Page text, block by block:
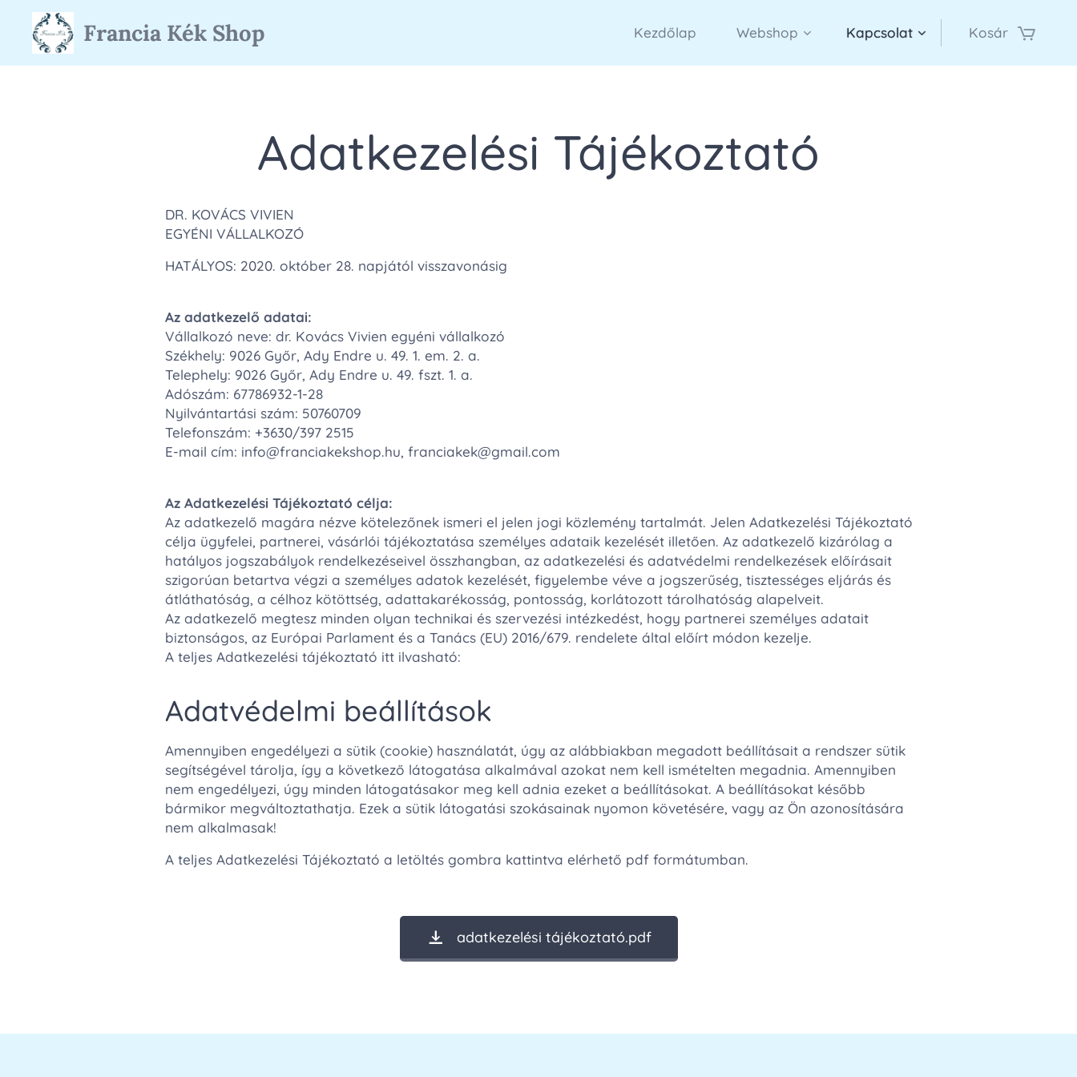
Francia Kék Shop Kezdőlap Webshop Kapcsolat Kosár
Adatkezelési Tájékoztató
DR. KOVÁCS VIVIEN
EGYÉNI VÁLLALKOZÓ
HATÁLYOS: 2020. október 28. napjától visszavonásig
Az adatkezelő adatai:
Vállalkozó neve: dr. Kovács Vivien egyéni vállalkozó
Székhely: 9026 Győr, Ady Endre u. 49. 1. em. 2. a.
Telephely: 9026 Győr, Ady Endre u. 49. fszt. 1. a.
Adószám: 67786932-1-28
Nyilvántartási szám: 50760709
Telefonszám: +3630/397 2515
E-mail cím: info@franciakekshop.hu, franciakek@gmail.com
Az Adatkezelési Tájékoztató célja:
Az adatkezelő magára nézve kötelezőnek ismeri el jelen jogi közlemény tartalmát. Jelen Adatkezelési Tájékoztató
célja ügyfelei, partnerei, vásárlói tájékoztatása személyes adataik kezelését illetően. Az adatkezelő kizárólag a
hatályos jogszabályok rendelkezéseivel összhangban, az adatkezelési és adatvédelmi rendelkezések előírásait
szigorúan betartva végzi a személyes adatok kezelését, figyelembe véve a jogszerűség, tisztességes eljárás és
átláthatóság, a célhoz kötöttség, adattakarékosság, pontosság, korlátozott tárolhatóság alapelveit.
Az adatkezelő megtesz minden olyan technikai és szervezési intézkedést, hogy partnerei személyes adatait
biztonságos, az Európai Parlament és a Tanács (EU) 2016/679. rendelete által előírt módon kezelje.
A teljes Adatkezelési tájékoztató itt ilvasható:
Adatvédelmi beállítások
Amennyiben engedélyezi a sütik (cookie) használatát, úgy az alábbiakban megadott beállításait a rendszer sütik
segítségével tárolja, így a következő látogatása alkalmával azokat nem kell ismételten megadnia. Amennyiben
nem engedélyezi, úgy minden látogatásakor meg kell adnia ezeket a beállításokat. A beállításokat később
bármikor megváltoztathatja. Ezek a sütik látogatási szokásainak nyomon követésére, vagy az Ön azonosítására
nem alkalmasak!
A teljes Adatkezelési Tájékoztató a letöltés gombra kattintva elérhető pdf formátumban.
adatkezelési tájékoztató.pdf